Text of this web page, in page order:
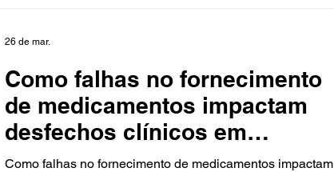
Como falhas no fornecimento
de medicamentos impactam
desfechos clínicos em
hospitais e clínicas
Como falhas no fornecimento de medicamentos impactam
26 de mar.